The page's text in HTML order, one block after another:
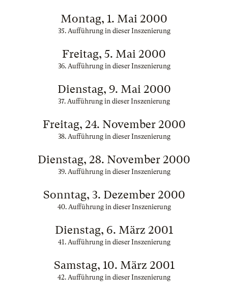
Montag, 1. Mai 2000
35. Aufführung in dieser Inszenierung
Freitag, 5. Mai 2000
36. Aufführung in dieser Inszenierung
Dienstag, 9. Mai 2000
37. Aufführung in dieser Inszenierung
Freitag, 24. November 2000
38. Aufführung in dieser Inszenierung
Dienstag, 28. November 2000
39. Aufführung in dieser Inszenierung
Sonntag, 3. Dezember 2000
40. Aufführung in dieser Inszenierung
Dienstag, 6. März 2001
41. Aufführung in dieser Inszenierung
Samstag, 10. März 2001
42. Aufführung in dieser Inszenierung